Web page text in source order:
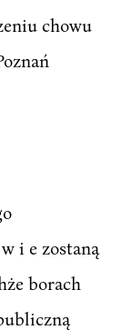
chowu
i e zostaną
borach